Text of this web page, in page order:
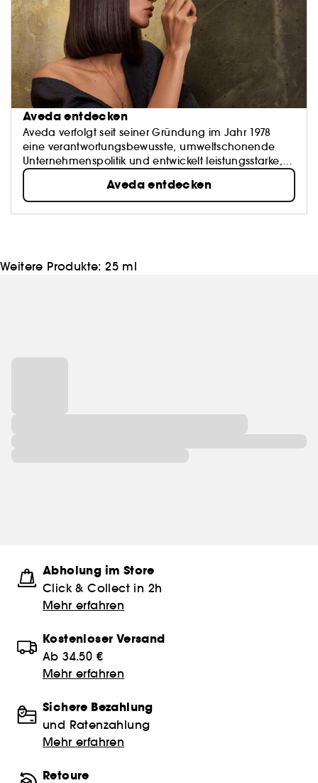
Aveda entdecken
Aveda verfolgt seit seiner Gründung im Jahr 1978
eine verantwortungsbewusste, umweltschonende
Unternehmenspolitik und entwickelt leistungsstarke,
vegane Pflegeprodukte für Haare, Haut und Körper,
die sich an Beautyprofis und Verbraucher richten.
Die Leitbegriffe seiner einzigartigen Rezepturen:
Kunstfertigkeit und Nachhaltigkeit.
Aveda entdecken
Weitere Produkte:25 ml
Abholung im Store
Click & Collect in 2h
Mehr erfahren
Kostenloser Versand
Ab 34.50 €
Mehr erfahren
Sichere Bezahlung
und Ratenzahlung
Mehr erfahren
Retoure